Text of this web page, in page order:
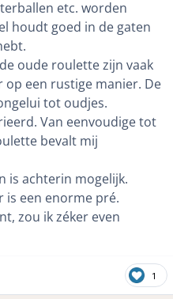
etc. worden
houdt goed in de gaten
oude roulette zijn vaak
op een rustige manier. De
tot oudjes.
Van eenvoudige tot
bevalt mij
is achterin mogelijk.
is een enorme pré.
zou ik zéker even
1